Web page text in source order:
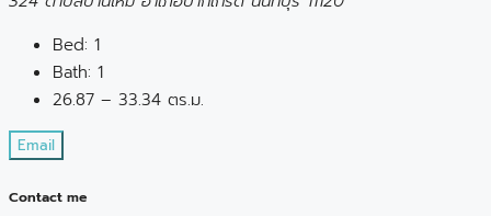
Bed: 1
Bath: 1
26.87 – 33.34 ตร.ม.
Email
Contact me